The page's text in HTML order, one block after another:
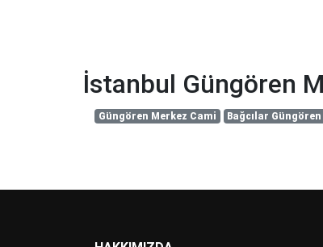
İstanbul Güngören
Güngören Merkez Cami Bağcılar